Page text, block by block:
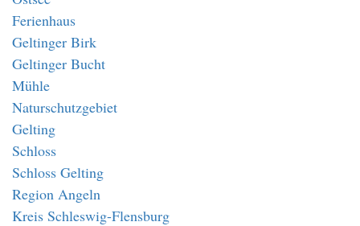
Ferienhaus
Geltinger Birk
Geltinger Bucht
Mühle
Naturschutzgebiet
Gelting
Schloss
Schloss Gelting
Region Angeln
Kreis Schleswig-Flensburg